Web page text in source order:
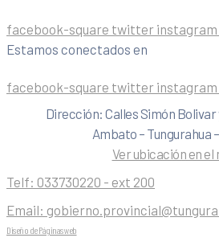
facebook-square twitter instagram
Estamos conectados en
facebook-square twitter instagram
Dirección: Calles Simón
Ambato – Tungurahua
Ver ubicación en el
Telf: 033730220 - ext 200
Email:
Diseño de Páginas web